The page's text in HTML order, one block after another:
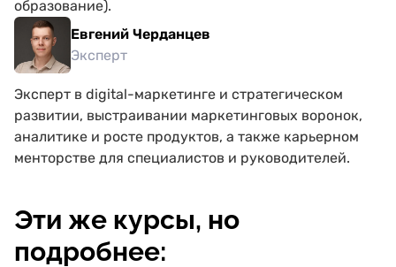
образование).
Евгений Черданцев
Эксперт
Эксперт в digital-маркетинге и стратегическом
развитии, выстраивании маркетинговых воронок,
аналитике и росте продуктов, а также карьерном
менторстве для специалистов и руководителей.
Эти же курсы, но
подробнее: